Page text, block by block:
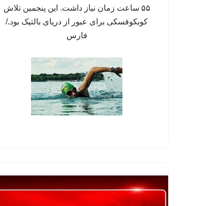
۵۵ ساعت زمان نیاز داشت. این پنجمین تلاش
کوبکوفسکی برای عبور از دریای بالتیک بود./
فارس